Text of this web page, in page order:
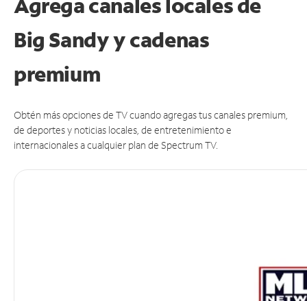
Big Sandy y cadenas
premium
Obtén más opciones de TV cuando agregas tus canales premium,
de deportes y noticias locales, de entretenimiento e
internacionales a cualquier plan de Spectrum TV.